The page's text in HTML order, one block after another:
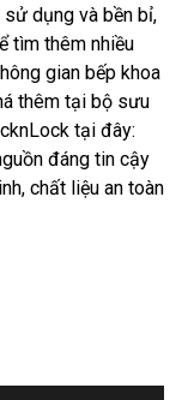
dụng và bền bỉ,
tìm thêm nhiều
gian bếp khoa
thêm tại bộ sưu
tại đây:
đáng tin cậy
chất liệu an toàn